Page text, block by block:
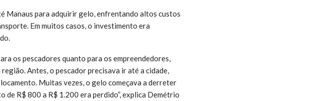
Manaus para adquirir gelo, enfrentando altos custos
Em muitos casos, o investimento era
os pescadores quanto para os empreendedores,
Antes, o pescador precisava ir até a cidade,
Muitas vezes, o gelo começava a derreter
de R$ 800 a R$ 1.200 era perdido”, explica Demétrio